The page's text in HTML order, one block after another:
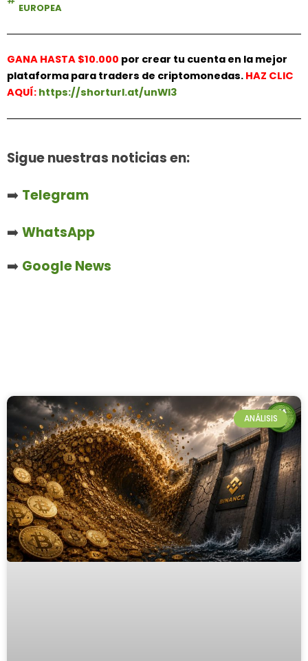
EUROPEA
GANA HASTA $10.000 por crear tu cuenta en la mejor
plataforma para traders de criptomonedas. HAZ CLIC
AQUÍ: https://shorturl.at/unWl3
Sigue nuestras noticias en:
➡️ Telegram
➡️WhatsApp
➡️ Google News
ANÁLISIS